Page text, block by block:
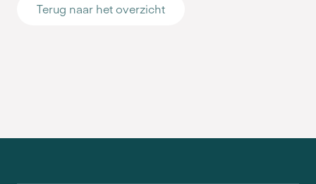
Terug naar het overzicht